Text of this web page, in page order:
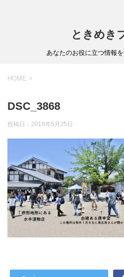
ときめき
あなたのお役に立つ情報を
HOME >
DSC_3868
投稿日： 2018年5月25日